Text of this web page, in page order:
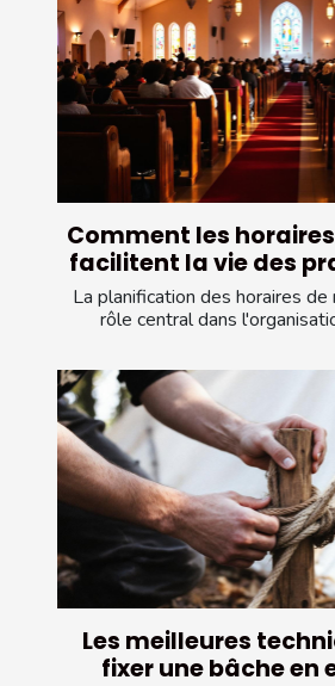
Comment les
facilitent la vie des
La planification des horaires
rôle central dans
Les meilleures
fixer une bâche en